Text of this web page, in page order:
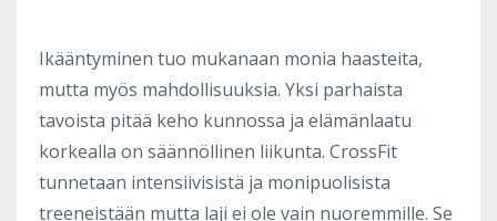
Ikääntyminen tuo mukanaan monia haasteita,
mutta myös mahdollisuuksia. Yksi parhaista
tavoista pitää keho kunnossa ja elämänlaatu
korkealla on säännöllinen liikunta. CrossFit
tunnetaan intensiivisistä ja monipuolisista
treeneistään mutta laji ei ole vain nuoremmille. Se